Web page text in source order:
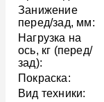
Занижение
перед/зад, мм:
Нагрузка на
ось, кг (перед/
зад):
Покраска:
Вид техники: